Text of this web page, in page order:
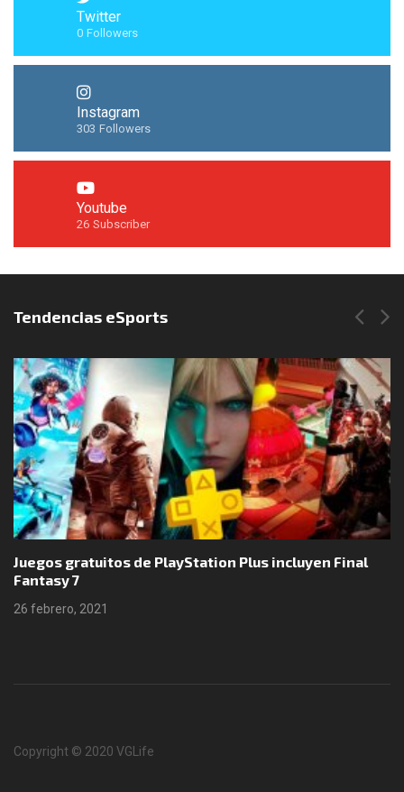
Twitter
0 Followers
Instagram
303 Followers
Youtube
26 Subscriber
Síguenos en Instagram
Tendencias eSports
Juegos gratuitos de PlayStation Plus incluyen Final
Fantasy 7
26 febrero, 2021
Copyright © 2020 VGLife